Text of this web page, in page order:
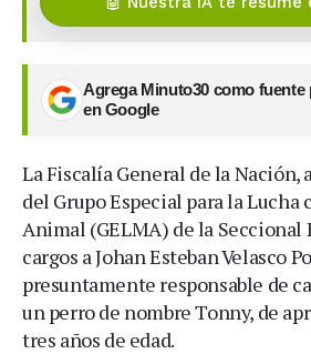
Agrega Minuto30 como fuente
en Google
La Fiscalía General de la Nación,
del Grupo Especial para la
Animal (GELMA) de la Seccional
cargos a Johan Esteban Velasco
presuntamente responsable de
un perro de nombre Tonny, de
tres años de edad.